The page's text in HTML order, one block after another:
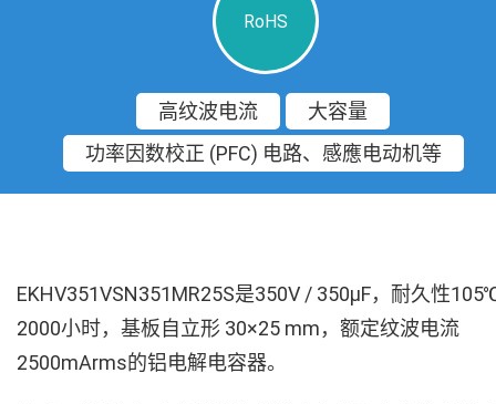
RoHS
高纹波电流
大容量
功率因数校正 (PFC) 电路、感應电动机等
EKHV351VSN351MR25S是350V / 350µF，耐久性
2000小时，基板自立形 30×25 mm，额定纹波电流
2500mArms的铝电解电容器。